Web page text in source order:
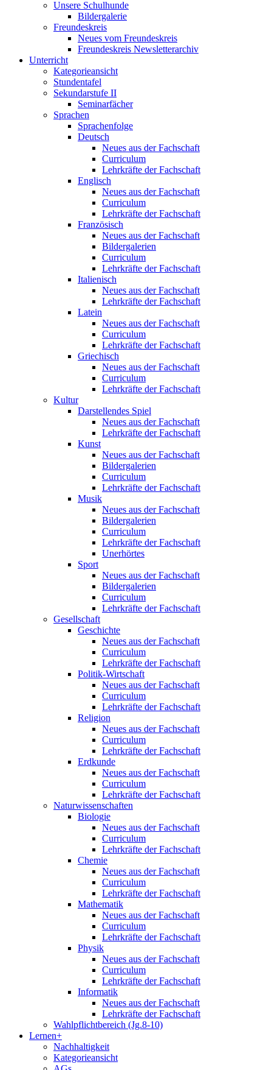
Unsere Schulhunde
Bildergalerie
Freundeskreis
Neues vom Freundeskreis
Freundeskreis Newsletterarchiv
Unterricht
Kategorieansicht
Stundentafel
Sekundarstufe II
Seminarfächer
Sprachen
Sprachenfolge
Deutsch
Neues aus der Fachschaft
Curriculum
Lehrkräfte der Fachschaft
Englisch
Neues aus der Fachschaft
Curriculum
Lehrkräfte der Fachschaft
Französisch
Neues aus der Fachschaft
Bildergalerien
Curriculum
Lehrkräfte der Fachschaft
Italienisch
Neues aus der Fachschaft
Lehrkräfte der Fachschaft
Latein
Neues aus der Fachschaft
Curriculum
Lehrkräfte der Fachschaft
Griechisch
Neues aus der Fachschaft
Curriculum
Lehrkräfte der Fachschaft
Kultur
Darstellendes Spiel
Neues aus der Fachschaft
Lehrkräfte der Fachschaft
Kunst
Neues aus der Fachschaft
Bildergalerien
Curriculum
Lehrkräfte der Fachschaft
Musik
Neues aus der Fachschaft
Bildergalerien
Curriculum
Lehrkräfte der Fachschaft
Unerhörtes
Sport
Neues aus der Fachschaft
Bildergalerien
Curriculum
Lehrkräfte der Fachschaft
Gesellschaft
Geschichte
Neues aus der Fachschaft
Curriculum
Lehrkräfte der Fachschaft
Politik-Wirtschaft
Neues aus der Fachschaft
Curriculum
Lehrkräfte der Fachschaft
Religion
Neues aus der Fachschaft
Curriculum
Lehrkräfte der Fachschaft
Erdkunde
Neues aus der Fachschaft
Curriculum
Lehrkräfte der Fachschaft
Naturwissenschaften
Biologie
Neues aus der Fachschaft
Curriculum
Lehrkräfte der Fachschaft
Chemie
Neues aus der Fachschaft
Curriculum
Lehrkräfte der Fachschaft
Mathematik
Neues aus der Fachschaft
Curriculum
Lehrkräfte der Fachschaft
Physik
Neues aus der Fachschaft
Curriculum
Lehrkräfte der Fachschaft
Informatik
Neues aus der Fachschaft
Lehrkräfte der Fachschaft
Wahlpflichtbereich (Jg.8-10)
Lernen+
Nachhaltigkeit
Kategorieansicht